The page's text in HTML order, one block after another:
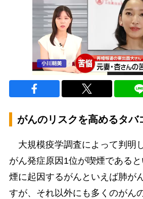
がんのリスクを高めるタバ
大規模疫学調査によって判明
がん発症原因1位が喫煙である
煙に起因するがんといえば肺が
すが、それ以外にも多くのがん